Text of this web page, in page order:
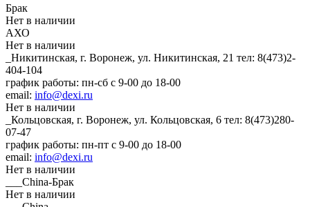
Брак
Нет в наличии
АХО
Нет в наличии
_Никитинская, г. Воронеж, ул. Никитинская, 21 тел: 8(473)2-
404-104
график работы: пн-сб с 9-00 до 18-00
email: info@dexi.ru
Нет в наличии
_Кольцовская, г. Воронеж, ул. Кольцовская, 6 тел: 8(473)280-
07-47
график работы: пн-пт с 9-00 до 18-00
email: info@dexi.ru
Нет в наличии
___China-Брак
Нет в наличии